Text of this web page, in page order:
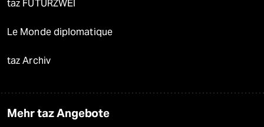
taz FUTURZWEI
Le Monde diplomatique
taz Archiv
Mehr taz Angebote